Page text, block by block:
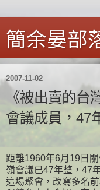
簡余晏部
2007-11-02
《被出賣的台
會議成員，47
距離1960年6月19日
嶺會議已47年整，47
這場聚會，改寫多名